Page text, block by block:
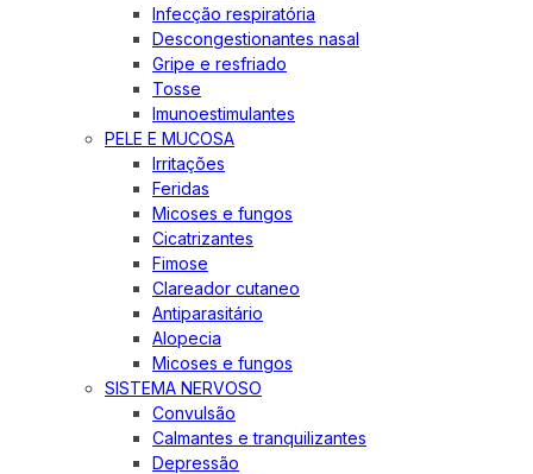
Infecção respiratória
Descongestionantes nasal
Gripe e resfriado
Tosse
Imunoestimulantes
PELE E MUCOSA
Irritações
Feridas
Micoses e fungos
Cicatrizantes
Fimose
Clareador cutaneo
Antiparasitário
Alopecia
Micoses e fungos
SISTEMA NERVOSO
Convulsão
Calmantes e tranquilizantes
Depressão